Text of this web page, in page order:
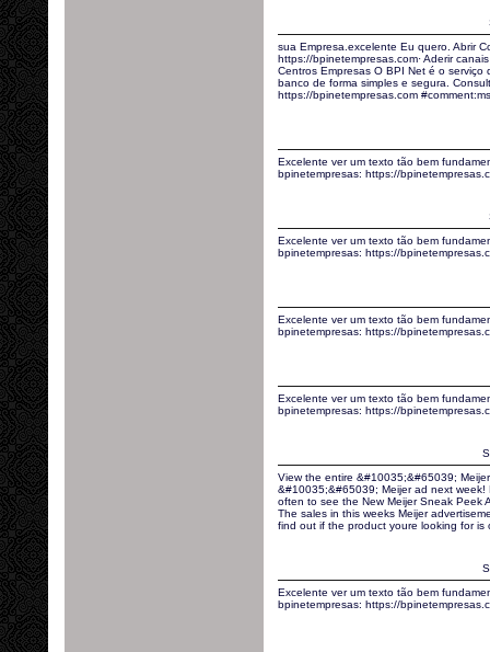
sua Empresa.excelente Eu quero. Abrir
https://bpinetempresas.com· Aderir
Centros Empresas O BPI Net é o
banco de forma simples e segura.
https://bpinetempresas.com
Excelente ver um texto tão bem
bpinetempresas: https://
Excelente ver um texto tão bem
bpinetempresas: https://
Excelente ver um texto tão bem
bpinetempresas: https://
Excelente ver um texto tão bem
bpinetempresas: https://
View the entire &#10035;&#65039;
&#10035;&#65039; Meijer ad next week!
often to see the New Meijer Sneak Peek
The sales in this weeks Meijer
find out if the product youre looking for is
Excelente ver um texto tão bem
bpinetempresas: https://